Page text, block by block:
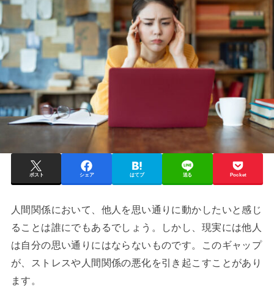
ポスト シェア はてブ 送る Pocket
人間関係において、他人を思い通りに動かしたいと感じ
ることは誰にでもあるでしょう。しかし、現実には他人
は自分の思い通りにはならないものです。このギャップ
が、ストレスや人間関係の悪化を引き起こすことがあり
ます。